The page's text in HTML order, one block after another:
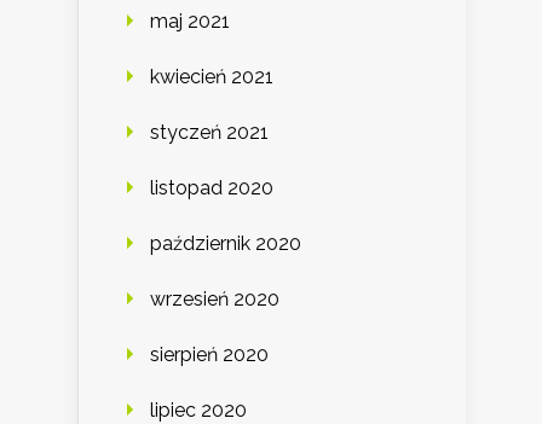
maj 2021
kwiecień 2021
styczeń 2021
listopad 2020
październik 2020
wrzesień 2020
sierpień 2020
lipiec 2020